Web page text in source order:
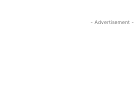
- Advertisement -